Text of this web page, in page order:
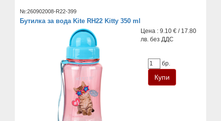
№:260902008-R22-399
Бутилка за вода Kite RH22 Kitty 350 ml
Цена : 9.10 € / 17.80
лв. без ДДС
бр.